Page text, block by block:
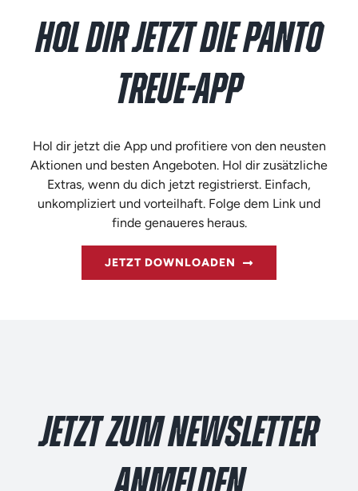
HOL DIR JETZT DIE PANTO
TREUE-APP
Hol dir jetzt die App und profitiere von den neusten
Aktionen und besten Angeboten. Hol dir zusätzliche
Extras, wenn du dich jetzt registrierst. Einfach,
unkompliziert und vorteilhaft. Folge dem Link und
finde genaueres heraus.
JETZT DOWNLOADEN
JETZT ZUM NEWSLETTER